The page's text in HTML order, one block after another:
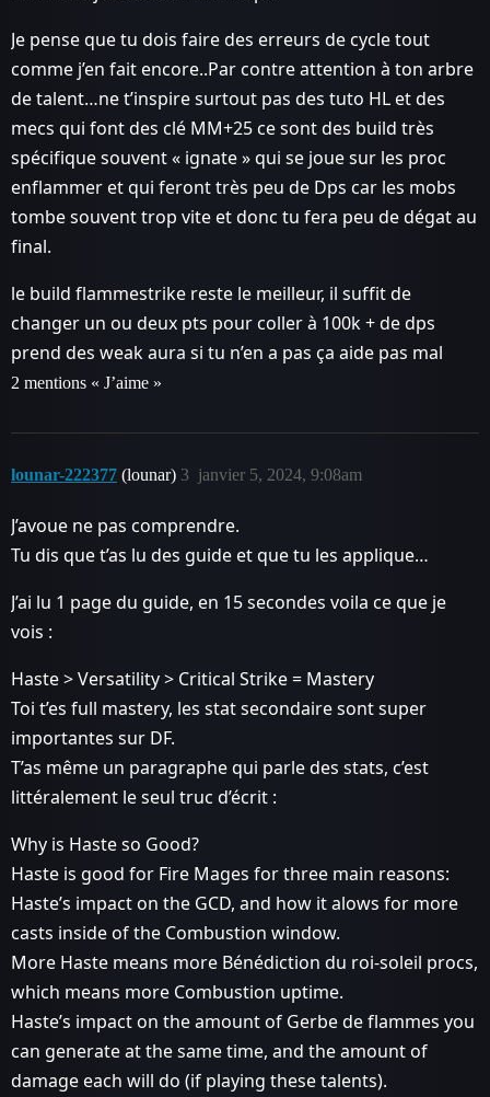
Je pense que tu dois faire des erreurs de cycle tout
comme j’en fait encore..Par contre attention à ton arbre
de talent…ne t’inspire surtout pas des tuto HL et des
mecs qui font des clé MM+25 ce sont des build très
spécifique souvent « ignate » qui se joue sur les proc
enflammer et qui feront très peu de Dps car les mobs
tombe souvent trop vite et donc tu fera peu de dégat au
final.
le build flammestrike reste le meilleur, il suffit de
changer un ou deux pts pour coller à 100k + de dps
prend des weak aura si tu n’en a pas ça aide pas mal
2 mentions « J’aime »
lounar-222377 (lounar) janvier 5, 2024, 9:08am
3
J’avoue ne pas comprendre.
Tu dis que t’as lu des guide et que tu les applique…
J’ai lu 1 page du guide, en 15 secondes voila ce que je
vois :
Haste > Versatility > Critical Strike = Mastery
Toi t’es full mastery, les stat secondaire sont super
importantes sur DF.
T’as même un paragraphe qui parle des stats, c’est
littéralement le seul truc d’écrit :
Why is Haste so Good?
Haste is good for Fire Mages for three main reasons:
Haste’s impact on the GCD, and how it alows for more
casts inside of the Combustion window.
More Haste means more Bénédiction du roi-soleil procs,
which means more Combustion uptime.
Haste’s impact on the amount of Gerbe de flammes you
can generate at the same time, and the amount of
damage each will do (if playing these talents).